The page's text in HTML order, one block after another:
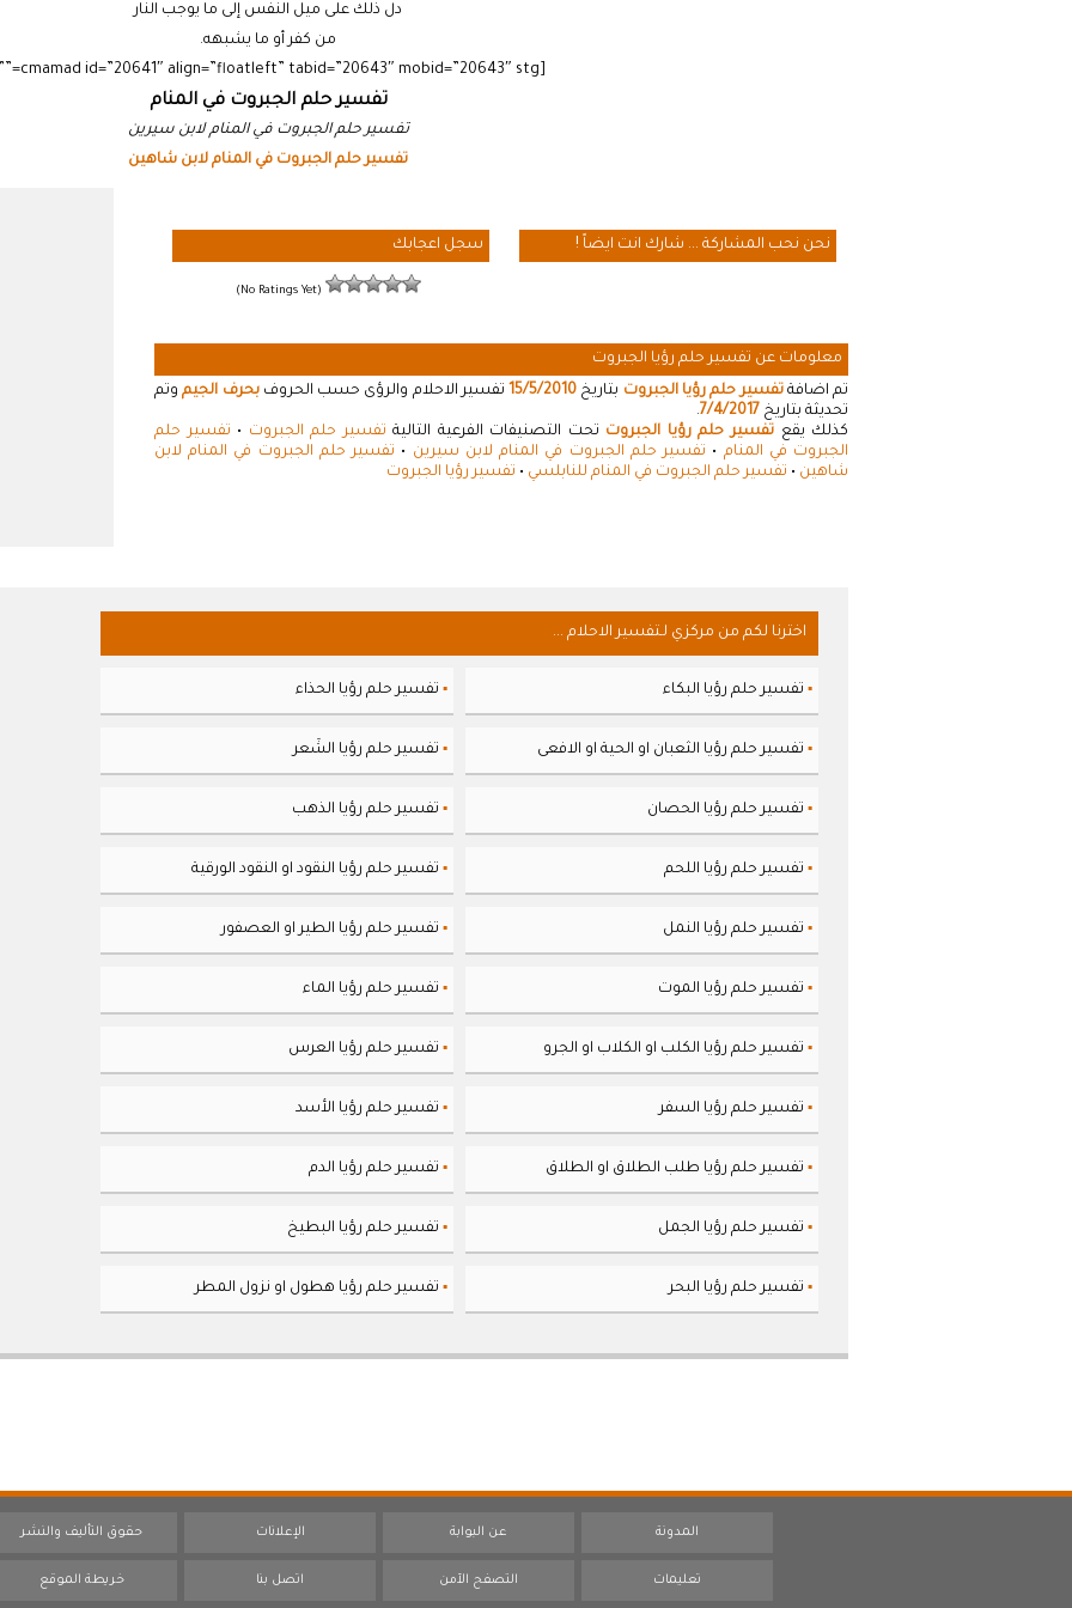
دل ذلك على ميل النفس إلى ما يوجب النار
من كفر أو ما يشبهه.
[cmamad id=”20641″ align=”floatleft” tabid=”20643″ mobid=”20643″ stg=””]
تفسير حلم الجبروت في المنام
تفسير حلم الجبروت في المنام لابن سيرين
تفسير حلم الجبروت في المنام لابن شاهين
نحن نحب المشاركة ... شارك انت ايضاً ! سجل اعجابك
(No Ratings Yet)
معلومات عن تفسير حلم رؤيا الجبروت
تم اضافةتفسير حلم رؤيا الجبروت بتاريخ 15/5/2010 تفسير الاحلام والرؤى حسب الحروفبحرف الجيموتم
تحديثة بتاريخ 7/4/2017
.
كذلك يقعتفسير حلم رؤيا الجبروت تحت التصنيفات الفرعية التالية تفسير حلم الجبروت • تفسير حلم
الجبروت في المنام • تفسير حلم الجبروت في المنام لابن سيرين • تفسير حلم الجبروت في المنام لابن
شاهين • تفسير حلم الجبروت في المنام للنابلسي • تفسير رؤيا الجبروت
اخترنا لكم من مركزي لـتفسير الاحلام ...
▪ تفسير حلم رؤيا البكاء ▪ تفسير حلم رؤيا الحذاء
▪ تفسير حلم رؤيا الثعبان او الحية او الافعى ▪ تفسير حلم رؤيا الشَعر
▪ تفسير حلم رؤيا الحصان ▪ تفسير حلم رؤيا الذهب
▪ تفسير حلم رؤيا اللحم ▪ تفسير حلم رؤيا النقود او النقود الورقية
▪ تفسير حلم رؤيا النمل ▪ تفسير حلم رؤيا الطير او العصفور
▪ تفسير حلم رؤيا الموت ▪ تفسير حلم رؤيا الماء
▪ تفسير حلم رؤيا الكلب او الكلاب او الجرو ▪ تفسير حلم رؤيا العرس
▪ تفسير حلم رؤيا السفر ▪ تفسير حلم رؤيا الأسد
▪ تفسير حلم رؤيا طلب الطلاق او الطلاق ▪ تفسير حلم رؤيا الدم
▪ تفسير حلم رؤيا الجمل ▪ تفسير حلم رؤيا البطيخ
▪ تفسير حلم رؤيا البحر ▪ تفسير حلم رؤيا هطول او نزول المطر
المدونة عن البوابة الإعلانات حقوق التأليف والنشر
تعليمات التصفح الآمن اتصل بنا خريطة الموقع